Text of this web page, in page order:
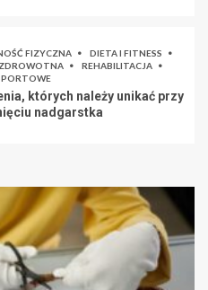
FIZYCZNA
DIETA I FITNESS
REHABILITACJA
których należy unikać przy
nadgarstka